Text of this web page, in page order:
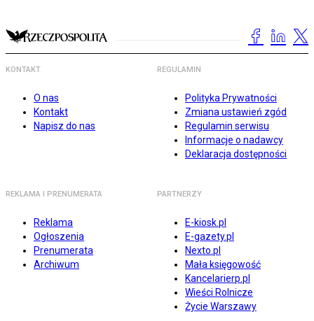
KONTAKT
O nas
Kontakt
Napisz do nas
REGULAMIN
Polityka Prywatności
Zmiana ustawień zgód
Regulamin serwisu
Informacje o nadawcy
Deklaracja dostępności
REKLAMA I PRENUMERATA
Reklama
Ogłoszenia
Prenumerata
Archiwum
PARTNERZY
E-kiosk.pl
E-gazety.pl
Nexto.pl
Mała księgowość
Kancelarierp.pl
Wieści Rolnicze
Życie Warszawy